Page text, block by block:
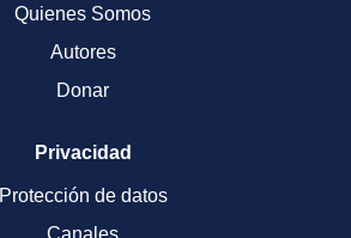
Quienes Somos
Autores
Donar
Privacidad
Protección de datos